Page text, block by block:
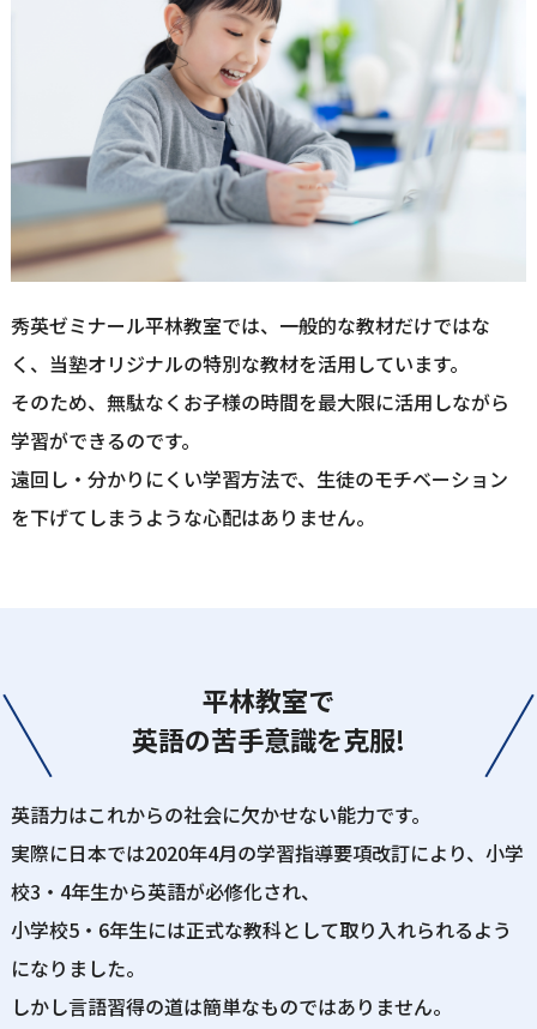
秀英ゼミナール平林教室では、一般的な教材だけではな
く、当塾オリジナルの特別な教材を活用しています。
そのため、無駄なくお子様の時間を最大限に活用しながら
学習ができるのです。
遠回し・分かりにくい学習方法で、生徒のモチベーション
を下げてしまうような心配はありません。
平林教室で
英語の苦手意識を克服!
英語力はこれからの社会に欠かせない能力です。
実際に日本では2020年4月の学習指導要項改訂により、小学
校3・4年生から英語が必修化され、
小学校5・6年生には正式な教科として取り入れられるよう
になりました。
しかし言語習得の道は簡単なものではありません。